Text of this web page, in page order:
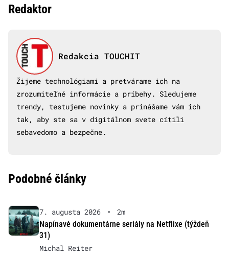
Redaktor
Redakcia TOUCHIT
Žijeme technológiami a pretvárame ich na
zrozumiteľné informácie a príbehy. Sledujeme
trendy, testujeme novinky a prinášame vám ich
tak, aby ste sa v digitálnom svete cítili
sebavedomo a bezpečne.
Podobné články
7. augusta 2026 •
2m
Napínavé dokumentárne seriály na Netflixe (týždeň
31)
Michal Reiter